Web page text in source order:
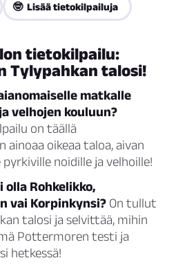
🤓 Lisää tietokilpailuja
tietokilpailu:
Tylypahkan talosi!
matkalle
velhojen kouluun?
on täällä
ainoaa oikeaa taloa, aivan
noidille ja velhoille!
olla Rohkelikko,
vai Korpinkynsi? On tullut
talosi ja selvittää, mihin
Pottermoren testi ja
hetkessä!